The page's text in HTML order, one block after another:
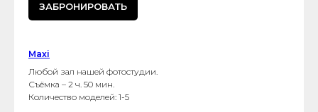
ЗАБРОНИРОВАТЬ
Maxi
Любой зал нашей фотостудии.
Съёмка – 2 ч. 50 мин.
Количество моделей: 1-5